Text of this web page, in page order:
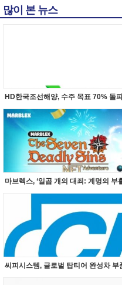
많이 본 뉴스
HD한국조선해양, 수주 목표 70% 돌
마브렉스, ‘일곱 개의 대죄: 계명의 부
씨피시스템, 글로벌 탑티어 완성차 부